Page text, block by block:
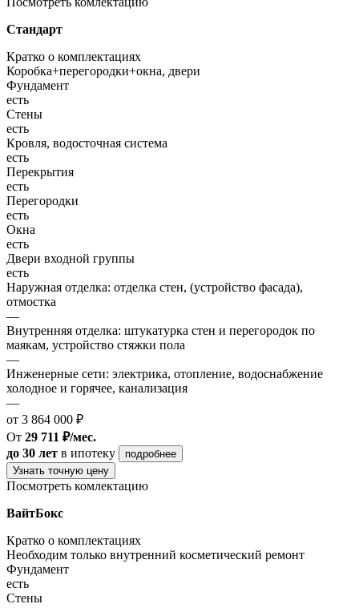
Стандарт
Кратко о комплектациях
Коробка+перегородки+окна, двери
Фундамент
есть
Стены
есть
Кровля, водосточная система
есть
Перекрытия
есть
Перегородки
есть
Окна
есть
Двери входной группы
есть
Наружная отделка: отделка стен, (устройство фасада),
отмостка
—
Внутренняя отделка: штукатурка стен и перегородок по
маякам, устройство стяжки пола
—
Инженерные сети: электрика, отопление, водоснабжение
холодное и горячее, канализация
—
от 3 864 000 ₽
От 29 711 ₽/мес.
до 30 лет в ипотеку
подробнее
Узнать точную цену
Посмотреть комлектацию
ВайтБокс
Кратко о комплектациях
Необходим только внутренний косметический ремонт
Фундамент
есть
Стены